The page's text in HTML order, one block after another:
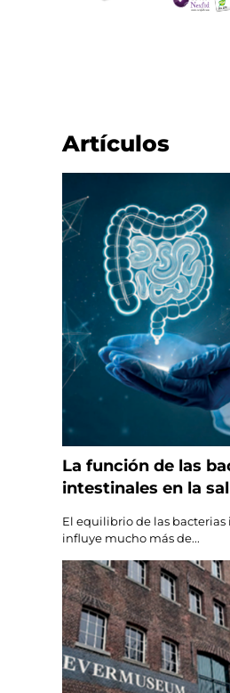
Artículos
La función de las
intestinales en la
El equilibrio de las
influye mucho más de...